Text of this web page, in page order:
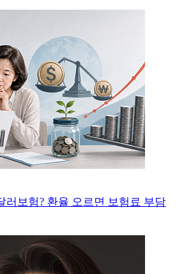
러보험? 환율 오르면 보험료 부담